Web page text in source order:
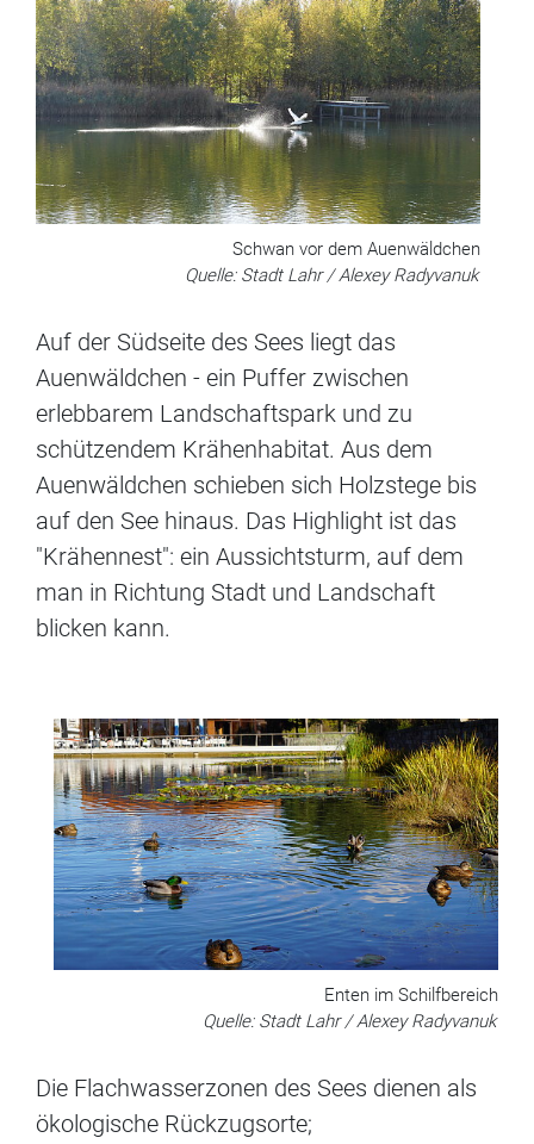
Schwan vor dem Auenwäldchen
Quelle: Stadt Lahr / Alexey Radyvanuk
Auf der Südseite des Sees liegt das
Auenwäldchen - ein Puffer zwischen
erlebbarem Landschaftspark und zu
schützendem Krähenhabitat. Aus dem
Auenwäldchen schieben sich Holzstege bis
auf den See hinaus. Das Highlight ist das
"Krähennest": ein Aussichtsturm, auf dem
man in Richtung Stadt und Landschaft
blicken kann.
Enten im Schilfbereich
Quelle: Stadt Lahr / Alexey Radyvanuk
Die Flachwasserzonen des Sees dienen als
ökologische Rückzugsorte;